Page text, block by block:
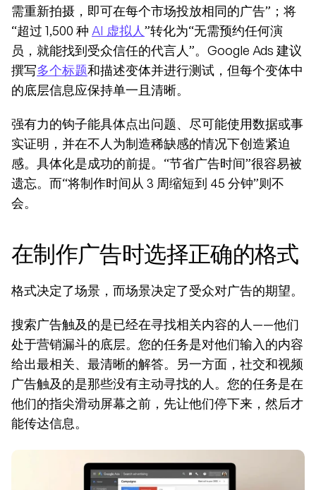
需重新拍摄，即可在每个市场投放相同的广告”；将
“超过 1,500 种 AI 虚拟人”转化为“无需预约任何演
员，就能找到受众信任的代言人”。Google Ads 建议
撰写多个标题和描述变体并进行测试，但每个变体中
的底层信息应保持单一且清晰。
强有力的钩子能具体点出问题、尽可能使用数据或事
实证明，并在不人为制造稀缺感的情况下创造紧迫
感。具体化是成功的前提。“节省广告时间”很容易被
遗忘。而“将制作时间从 3 周缩短到 45 分钟”则不
会。
在制作广告时选择正确的格式
格式决定了场景，而场景决定了受众对广告的期望。
搜索广告触及的是已经在寻找相关内容的人——他们
处于营销漏斗的底层。您的任务是对他们输入的内容
给出最相关、最清晰的解答。另一方面，社交和视频
广告触及的是那些没有主动寻找的人。您的任务是在
他们的指尖滑动屏幕之前，先让他们停下来，然后才
能传达信息。